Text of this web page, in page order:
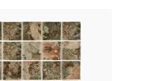
Staro
Crystal Mosaic